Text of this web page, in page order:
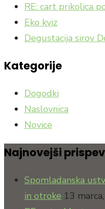
RE: cart prikolica
Eko kviz
Degustacija sirov
Kategorije
Dogodki
Naslovnica
Novice
Najnovejši
Spomladanska
in otroke 13